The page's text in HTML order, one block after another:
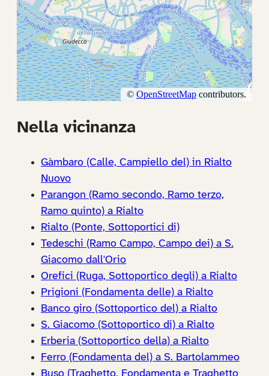
Nella vicinanza
Gàmbaro (Calle, Campiello del) in Rialto
Nuovo
Parangon (Ramo secondo, Ramo terzo,
Ramo quinto) a Rialto
Rialto (Ponte, Sottoportici di)
Tedeschi (Ramo Campo, Campo dei) a S.
Giacomo dall'Orio
Orefici (Ruga, Sottoportico degli) a Rialto
Prigioni (Fondamenta delle) a Rialto
Banco giro (Sottoportico del) a Rialto
S. Giacomo (Sottoportico di) a Rialto
Erberia (Sottoportico della) a Rialto
Ferro (Fondamenta del) a S. Bartolammeo